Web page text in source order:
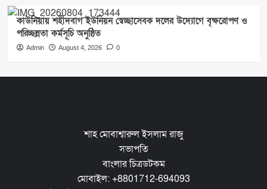
কাউনিয়ায় শহীদবাগ ইউনিয়ন স্বেচ্ছাসেবক দলের উদ্যোগে বৃক্ষরোপণ ও
পরিচ্ছন্নতা কর্মসূচি অনুষ্ঠিত
Admin August 4, 2026 0
শাহ মোবাশ্বারুল ইসলাম রাজু
সভাপতি
বাংলার চিত্রডটকম
মোবাইল: +8801712-694093